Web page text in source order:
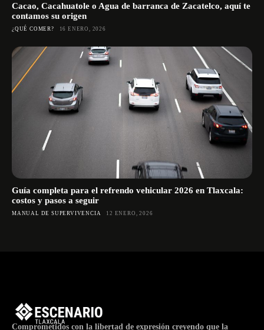
Cacao, Cacahuatole o Agua de barranca de Zacatelco, aquí te
contamos su origen
¿QUÉ COMER? 16 ENERO, 2026
Guía completa para el refrendo vehicular 2026 en Tlaxcala:
costos y pasos a seguir
MANUAL DE SUPERVIVENCIA 12 ENERO, 2026
Comprometidos con la libertad de expresión creyendo que la